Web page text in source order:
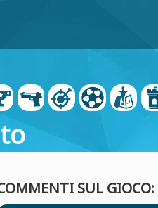
SUL GIOCO: